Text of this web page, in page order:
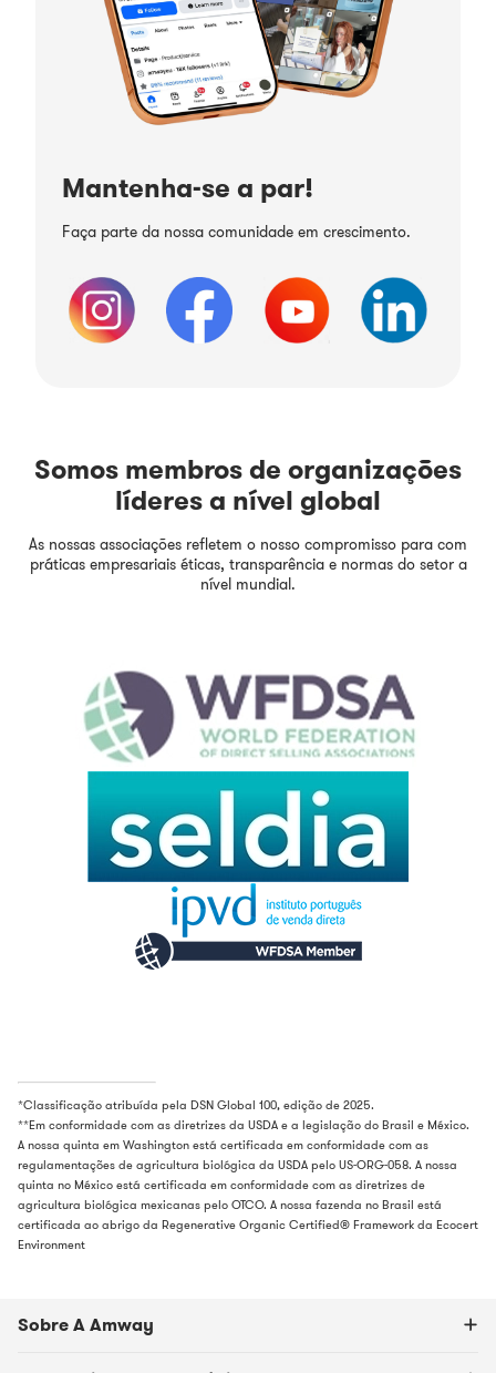
Mantenha-se a par!
Faça parte da nossa comunidade em crescimento.
Somos membros de organizações
líderes a nível global
As nossas associações refletem o nosso compromisso para com
práticas empresariais éticas, transparência e normas do setor a
nível mundial.
*Classificação atribuída pela DSN Global 100, edição de 2025.
**Em conformidade com as diretrizes da USDA e a legislação do Brasil e México.
A nossa quinta em Washington está certificada em conformidade com as
regulamentações de agricultura biológica da USDA pelo US-ORG-058. A nossa
quinta no México está certificada em conformidade com as diretrizes de
agricultura biológica mexicanas pelo OTCO. A nossa fazenda no Brasil está
certificada ao abrigo da Regenerative Organic Certified® Framework da Ecocert
Environment
Sobre A Amway